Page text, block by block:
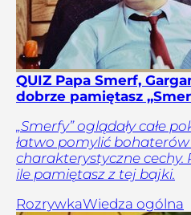
QUIZ Papa Smerf,
dobrze pamiętasz
„Smerfy” oglądały całe
łatwo pomylić bohaterów
charakterystyczne cechy.
ile pamiętasz z tej bajki.
RozrywkaWiedza ogólna